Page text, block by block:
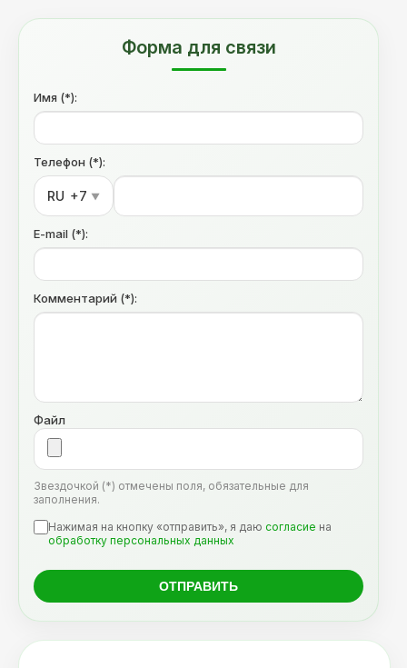
Форма для связи
Имя (*):
Телефон (*):
RU +7 ▼
E-mail (*):
Комментарий (*):
Файл
Звездочкой (*) отмечены поля, обязательные для
заполнения.
Нажимая на кнопку «отправить», я даю согласие на
обработку персональных данных